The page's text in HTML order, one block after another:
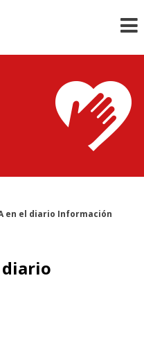
en el diario Información
diario